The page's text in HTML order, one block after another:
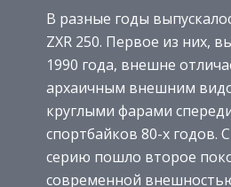
В разные годы
ZXR 250. Первое из них,
1990 года, внешне
архаичным внешним
круглыми фарами
спортбайков 80-х годов.
серию пошло второе
современной